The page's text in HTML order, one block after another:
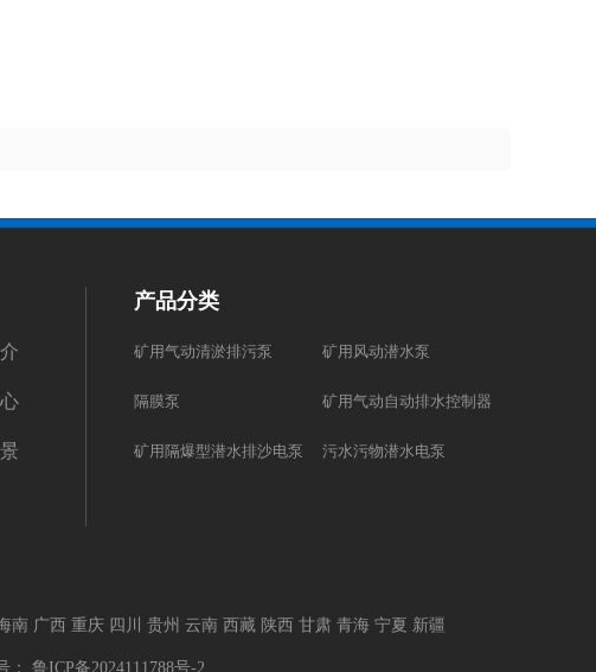
产品分类
矿用气动清淤排污泵 矿用风动潜水泵
隔膜泵 矿用气动自动排水控制器
矿用隔爆型潜水排沙电泵 污水污物潜水电泵
南 广西 重庆 四川 贵州 云南 西藏 陕西 甘肃 青海 宁夏 新疆
： 鲁ICP备2024111788号-2